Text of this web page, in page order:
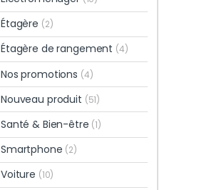
Étagère (2)
Étagère de rangement (4)
Nos promotions (4)
Nouveau produit (51)
Santé & Bien-être (1)
Smartphone (2)
Voiture (10)